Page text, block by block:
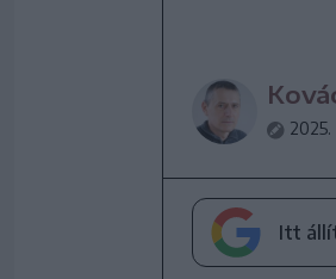
Itt